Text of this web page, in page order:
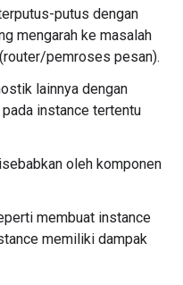
putus dengan
mengarah ke masalah
pemroses pesan).
lainnya dengan
instance tertentu
oleh komponen
membuat instance
memiliki dampak